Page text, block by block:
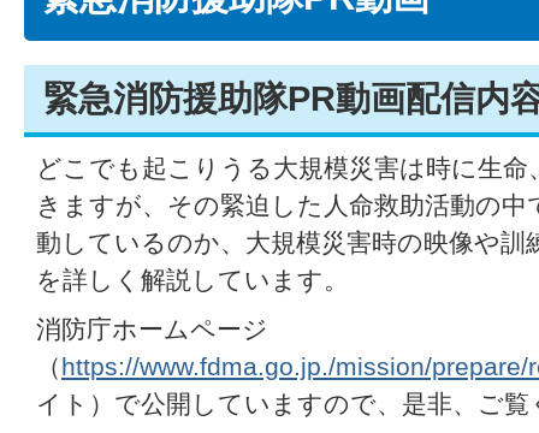
緊急消防援助隊PR動画配信内
どこでも起こりうる大規模災害は時に生
きますが、その緊迫した人命救助活動の
動しているのか、大規模災害時の映像や訓
を詳しく解説しています。
消防庁ホームページ
（https://www.fdma.go.jp./mission/
イト）で公開していますので、是非、ご覧